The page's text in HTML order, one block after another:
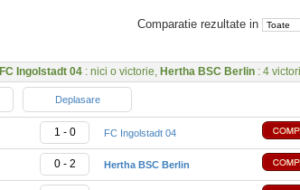
Comparatie rezultate in
FC Ingolstadt 04 : nici o victorie, Hertha BSC Berlin : 4
Deplasare
1 - 0 FC Ingolstadt 04
0 - 2 Hertha BSC Berlin